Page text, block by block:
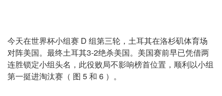
今天在世界杯小组赛 D 组第三轮，土耳其在洛杉矶体育场
对阵美国。最终土耳其3-2绝杀美国。美国赛前早已凭借两
连胜锁定小组头名，此役败局不影响榜首位置，顺利以小组
第一挺进淘汰赛（ 图 5 和 6 ）。